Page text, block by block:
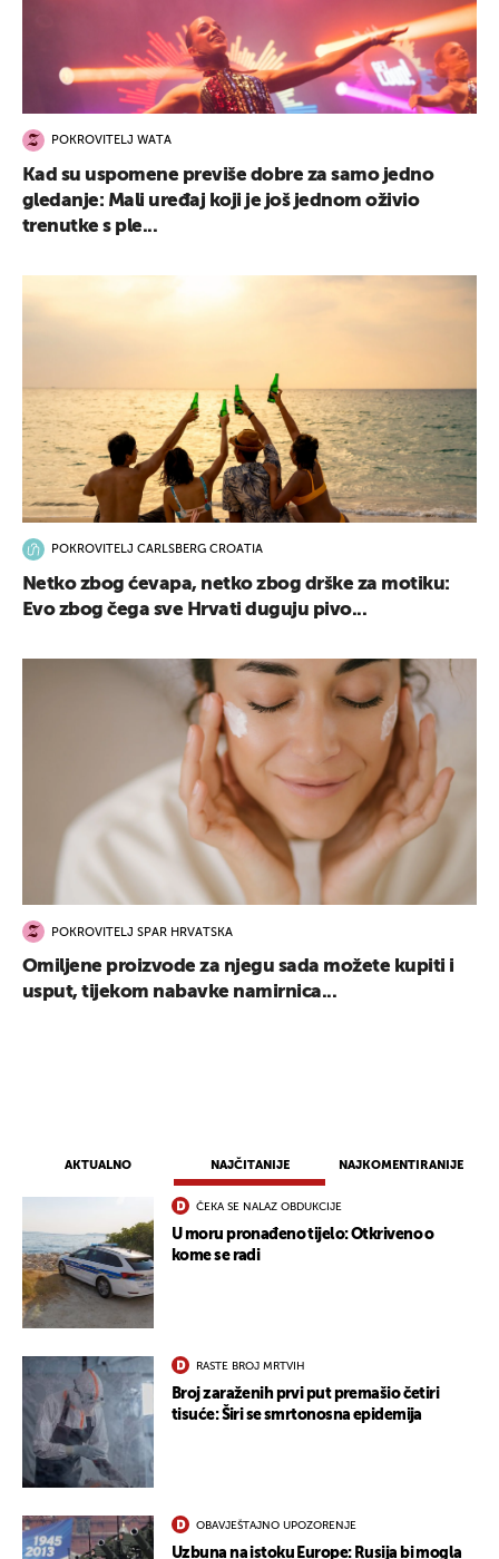
AKTUALNO NAJČITANIJE NAJKOMENTIRANIJE
ČEKA SE NALAZ OBDUKCIJE
U moru pronađeno tijelo: Otkriveno o
kome se radi
RASTE BROJ MRTVIH
Broj zaraženih prvi put premašio četiri
tisuće: Širi se smrtonosna epidemija
OBAVJEŠTAJNO UPOZORENJE
Uzbuna na istoku Europe: Rusija bi mogla
POKROVITELJ WATA
Kad su uspomene previše dobre za samo jedno
gledanje: Mali uređaj koji je još jednom oživio
trenutke s ple...
POKROVITELJ CARLSBERG CROATIA
Netko zbog ćevapa, netko zbog drške za motiku:
Evo zbog čega sve Hrvati duguju pivo...
POKROVITELJ SPAR HRVATSKA
Omiljene proizvode za njegu sada možete kupiti i
usput, tijekom nabavke namirnica...